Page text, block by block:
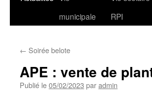
municipale
RPI
← Soirée belote
APE : vente de
Publié le05/02/2023 paradmin